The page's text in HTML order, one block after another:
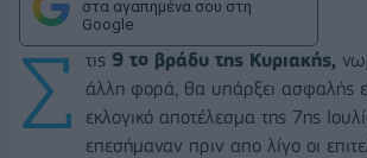
στα αγαπημένα σου στη
Google
Σ τις 9 το βράδυ της Κυριακής,
άλλη φορά, θα υπάρξει ασφαλής
εκλογικό αποτέλεσμα της 7ης
επεσήμαναν πριν απο λίγο οι